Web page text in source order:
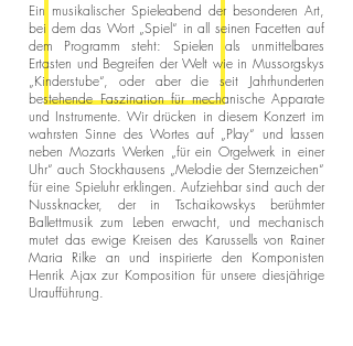
Ein musikalischer Spieleabend der besonderen Art,
bei dem das Wort „Spiel“ in all seinen Facetten auf
dem Programm steht: Spielen als unmittelbares
Ertasten und Begreifen der Welt wie in Mussorgskys
„Kinderstube“, oder aber die seit Jahrhunderten
bestehende Faszination für mechanische Apparate
und Instrumente. Wir drücken in diesem Konzert im
wahrsten Sinne des Wortes auf „Play“ und lassen
neben Mozarts Werken „für ein Orgelwerk in einer
Uhr“ auch Stockhausens „Melodie der Sternzeichen“
für eine Spieluhr erklingen. Aufziehbar sind auch der
Nussknacker, der in Tschaikowskys berühmter
Ballettmusik zum Leben erwacht, und mechanisch
mutet das ewige Kreisen des Karussells von Rainer
Maria Rilke an und inspirierte den Komponisten
Henrik Ajax zur Komposition für unsere diesjährige
Uraufführung.